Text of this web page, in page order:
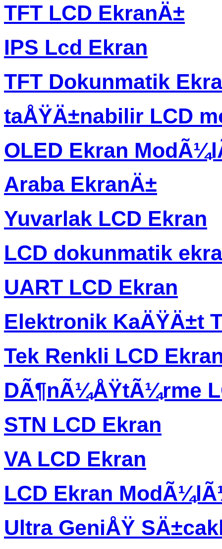
TFT LCD EkranÄ±
IPS Lcd Ekran
TFT Dokunmatik
taÅŸÄ±nabilir LCD
OLED Ekran
Araba EkranÄ±
Yuvarlak LCD Ekran
LCD dokunmatik
UART LCD Ekran
Elektronik KaÄŸÄ±t
Tek Renkli LCD
DÃ¶nÃ¼ÅŸtÃ¼rme
STN LCD Ekran
VA LCD Ekran
LCD Ekran
Ultra GeniÅŸ